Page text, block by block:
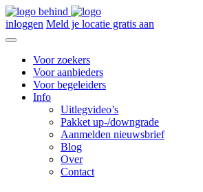
inloggen Meld je locatie gratis aan
Voor zoekers
Voor aanbieders
Voor begeleiders
Info
Uitlegvideo’s
Pakket up-/downgrade
Aanmelden nieuwsbrief
Blog
Over
Contact